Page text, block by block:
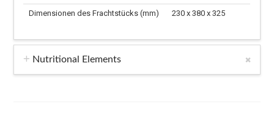
Dimensionen des Frachtstücks (mm) 230 x 380 x 325
Nutritional Elements